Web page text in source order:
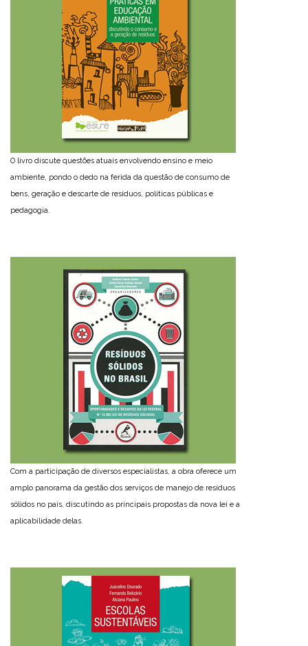
O livro discute questões atuais envolvendo ensino e meio
ambiente, pondo o dedo na ferida da questão de consumo de
bens, geração e descarte de resíduos, políticas públicas e
pedagogia.
Com a participação de diversos especialistas, a obra oferece um
amplo panorama da gestão dos serviços de manejo de resíduos
sólidos no país, discutindo as principais propostas da nova lei e a
aplicabilidade delas.